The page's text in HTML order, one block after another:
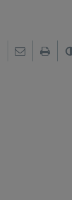
sur
Partager sur